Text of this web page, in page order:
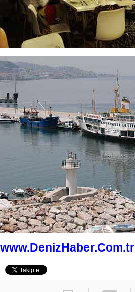
www.DenizHaber.Com.tr